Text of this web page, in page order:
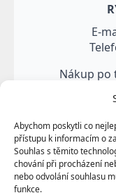
Abychom poskytli co
přístupu k informacím o
Souhlas s těmito
chování při procházení
nebo odvolání souhlasu
funkce.
E-
Nákup po